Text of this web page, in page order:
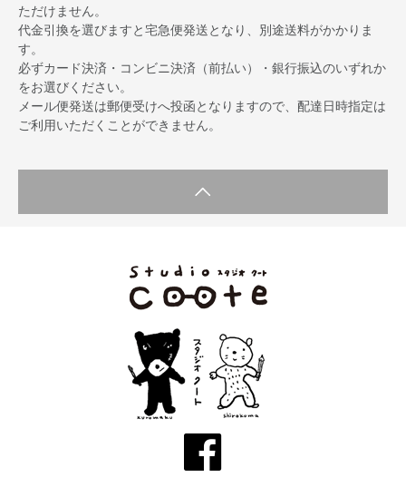
ただけません。
代金引換を選びますと宅急便発送となり、別途送料がかかりま
す。
必ずカード決済・コンビニ決済（前払い）・銀行振込のいずれか
をお選びください。
メール便発送は郵便受けへ投函となりますので、配達日時指定は
ご利用いただくことができません。